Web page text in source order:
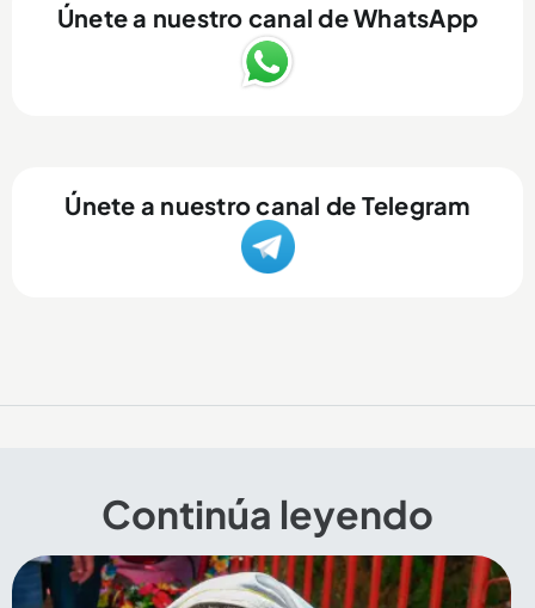
Únete a nuestro canal de WhatsApp
Únete a nuestro canal de Telegram
Continúa leyendo